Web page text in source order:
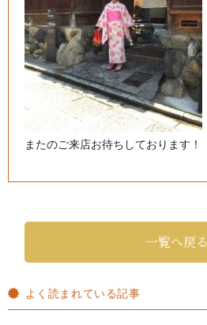
またのご来店お待ちしております！
一覧へ戻る
よく読まれている記事